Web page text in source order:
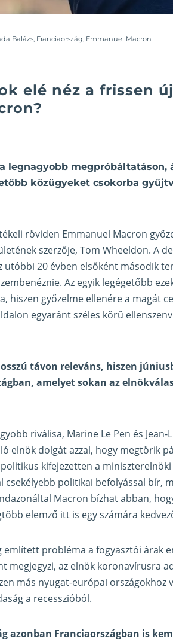
Balázs Franciaország Emmanuel Macron
elé néz a frissen
legnagyobb megpróbáltatáson,
közügyeket csokorba
röviden Emmanuel Macron
szerzője, Tom Wheeldon. A
utóbbi 20 évben elsőként második
Az egyik legégetőbb
hiszen győzelme ellenére a magát
egyaránt széles körű
távon releváns, hiszen
amelyet sokan az
riválisa, Marine Le Pen és
elnök dolgát azzal, hogy megtörik
kifejezetten a
csekélyebb politikai befolyással bír,
Macron bízhat abban,
elemző itt is egy számára
említett probléma a fogyasztói árak
megjegyzi, az elnök koronavírusra
más nyugat-európai
a recesszióból.
azonban Franciaországban is